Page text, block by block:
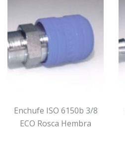
Enchufe ISO 6150b 3/8
ECO Rosca Hembra